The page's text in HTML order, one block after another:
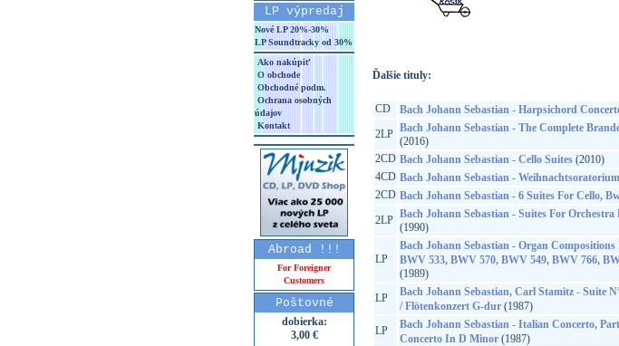
LP výpredaj
Nové LP 20%-30%
LP Soundtracky od 30%
Ako nakúpiť
O obchode
Obchodné podm.
Ochrana osobných
údajov
Kontakt
Abroad !!!
For Foreigner
Customers
Poštovné
dobierka:
3,00 €
Ďalšie tituly:
CD Bach Johann Sebastian - Harpsichord
2LP Bach Johann Sebastian - The Complete
(2016)
2CD Bach Johann Sebastian - Cello Suites(2010)
4CD Bach Johann Sebastian - Weihnachtsoratorium
2CD Bach Johann Sebastian - 6 Suites For Cello,
2LP Bach Johann Sebastian - Suites For Orchestra
(1990)
LP
Bach Johann Sebastian - Organ
BWV 533, BWV 570, BWV 549, BWV 766,
(1989)
LP
Bach Johann Sebastian, Carl Stamitz - Suite
/ Flötenkonzert G-dur(1987)
LP
Bach Johann Sebastian - Italian Concerto,
Concerto In D Minor(1987)